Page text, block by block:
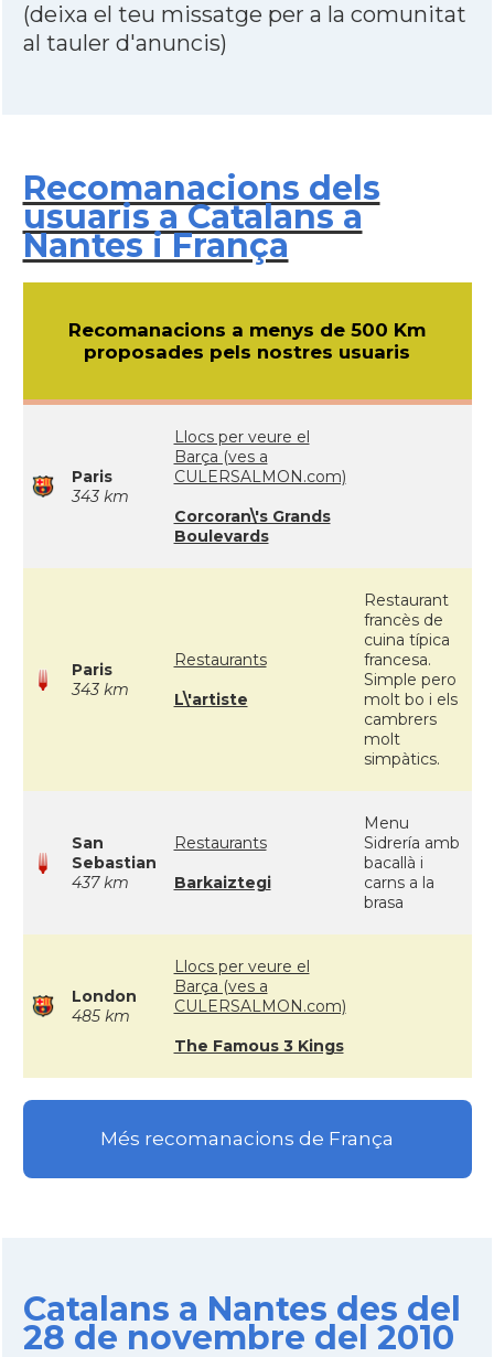
(deixa el teu missatge per a la comunitat
al tauler d'anuncis)
Recomanacions dels
usuaris a Catalans a
Nantes i França
Recomanacions a menys de 500 Km
proposades pels nostres usuaris
Paris
343 km
Llocs per veure el
Barça (ves a
CULERSALMON.com)
Corcoran\'s Grands
Boulevards
Paris
343 km
Restaurants
L\'artiste
Restaurant
francès de
cuina típica
francesa.
Simple pero
molt bo i els
cambrers
molt
simpàtics.
San
Sebastian
437 km
Restaurants
Barkaiztegi
Menu
Sidrería amb
bacallà i
carns a la
brasa
London
485 km
Llocs per veure el
Barça (ves a
CULERSALMON.com)
The Famous 3 Kings
Més recomanacions de França
Catalans a Nantes des del
28 de novembre del 2010